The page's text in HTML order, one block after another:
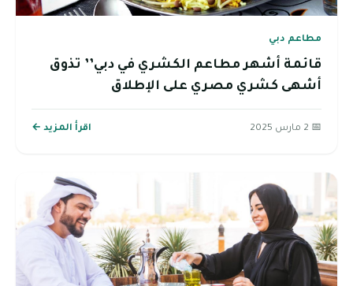
مطاعم دبي
قائمة أشهر مطاعم الكشري في دبي’’ تذوق
أشهى كشري مصري على الإطلاق
📅 2 مارس 2025 اقرأ المزيد ←